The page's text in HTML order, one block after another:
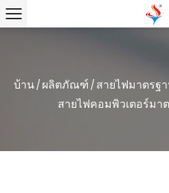
บ้าน/ ผลิตภัณฑ์ / สายไฟมาตรฐ
สายไฟคอมพิวเตอร์มา